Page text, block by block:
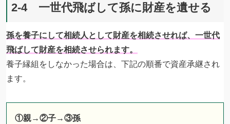
2-4 一世代飛ばして孫に財産を遺せる
孫を養子にして相続人として財産を相続させれば、一世代
飛ばして財産を相続させられます。
養子縁組をしなかった場合は、下記の順番で資産承継され
ます。
①親→②子→③孫